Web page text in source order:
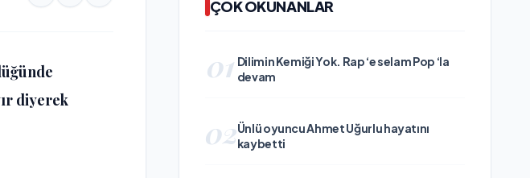
diyerek
ÇOK OKUNANLAR
01 Dilimin Kemiği Yok. Rap ‘e selam Pop ‘la
devam
02Ünlü oyuncu Ahmet Uğurlu hayatını
kaybetti